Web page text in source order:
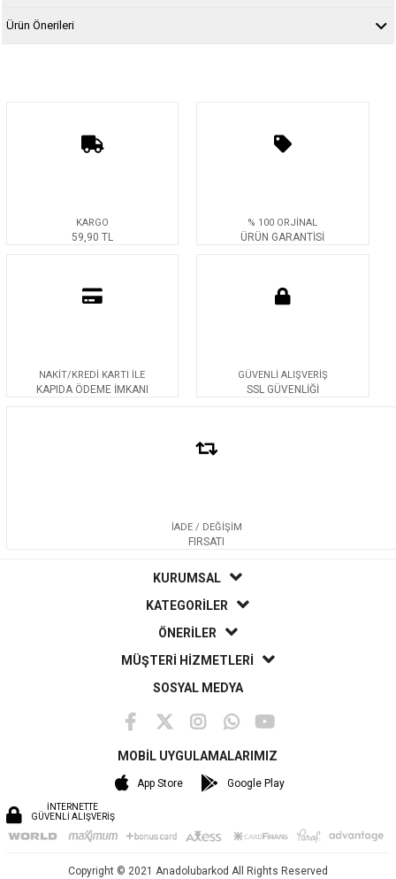
Ürün Önerileri
KARGO
59,90 TL
% 100 ORJİNAL
ÜRÜN GARANTİSİ
NAKİT/KREDİ KARTI İLE
KAPIDA ÖDEME İMKANI
GÜVENLİ ALIŞVERİŞ
SSL GÜVENLİĞİ
İADE / DEĞİŞİM
FIRSATI
KURUMSAL
KATEGORİLER
ÖNERİLER
MÜŞTERİ HİZMETLERİ
SOSYAL MEDYA
MOBİL UYGULAMALARIMIZ
App Store Google Play
İNTERNETTE
GÜVENLİ ALIŞVERİŞ
Copyright © 2021 Anadolubarkod All Rights Reserved